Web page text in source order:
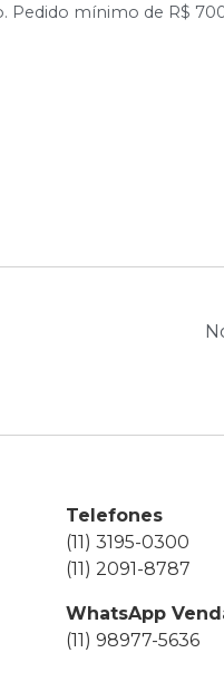
Pedido mínimo de R$
Telefones
(11) 3195-0300
(11) 2091-8787
WhatsApp
(11) 98977-5636